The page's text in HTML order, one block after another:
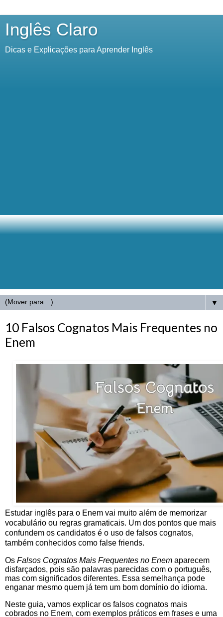
Inglês Claro
Dicas e Explicações para Aprender Inglês
▼
10 Falsos Cognatos Mais Frequentes no
Enem
Estudar inglês para o Enem vai muito além de memorizar
vocabulário ou regras gramaticais. Um dos pontos que mais
confundem os candidatos é o uso de falsos cognatos,
também conhecidos como false friends.
Os Falsos Cognatos Mais Frequentes no Enem aparecem
disfarçados, pois são palavras parecidas com o português,
mas com significados diferentes. Essa semelhança pode
enganar mesmo quem já tem um bom domínio do idioma.
Neste guia, vamos explicar os falsos cognatos mais
cobrados no Enem, com exemplos práticos em frases e uma